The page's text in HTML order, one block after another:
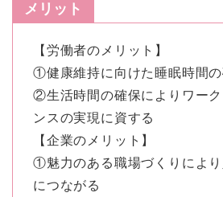
メリット
【労働者のメリット】
①健康維持に向けた睡眠時間
②生活時間の確保によりワー
ンスの実現に資する
【企業のメリット】
①魅力のある職場づくりによ
につながる